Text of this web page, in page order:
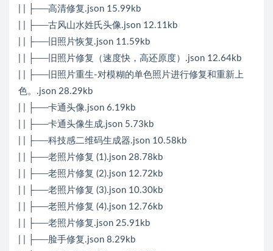
| | ├──高清修复.json 15.99kb
| | ├──古风山水姓氏头像.json 12.11kb
| | ├──旧照片恢复.json 11.59kb
| | ├──旧照片修复（速度快，高还原度）.json 12.64kb
| | ├──旧照片重生-对模糊的单色照片进行修复和重新上
色。.json 28.29kb
| | ├──卡通头像.json 6.19kb
| | ├──卡通头像生成.json 5.73kb
| | ├──科技感二维码生成器.json 10.58kb
| | ├──老照片修复 (1).json 28.78kb
| | ├──老照片修复 (2).json 12.72kb
| | ├──老照片修复 (3).json 10.30kb
| | ├──老照片修复 (4).json 12.76kb
| | ├──老照片修复.json 25.91kb
| | ├──脸手修复.json 8.29kb